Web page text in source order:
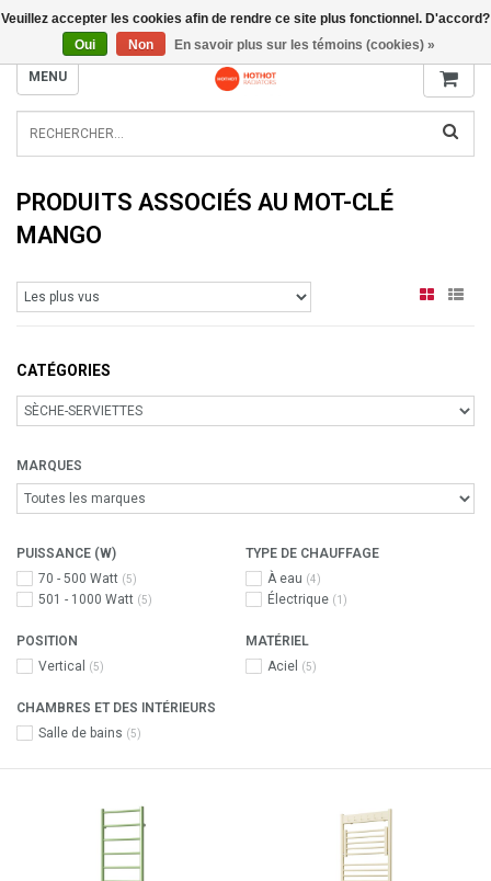
INFO@RADIATORS.SHOP
MENU
PRODUITS ASSOCIÉS AU MOT-CLÉ
MANGO
CATÉGORIES
MARQUES
PUISSANCE (W)
70 - 500 Watt (5)
501 - 1000 Watt (5)
TYPE DE CHAUFFAGE
À eau (4)
Électrique (1)
POSITION
Vertical
(5)
MATÉRIEL
Aciel
(5)
CHAMBRES ET DES INTÉRIEURS
Salle de bains (5)
Veuillez accepter les cookies afin de rendre ce site plus fonctionnel. D'accord?
Oui
Non En savoir plus sur les témoins (cookies) »